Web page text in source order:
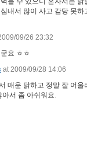
내서 많이 사고 감당 못하
09/26 23:32
요 ㅎㅎ
at 2009/09/28 14:06
매운 닭하고 정말 잘 어울
아서 좀 아쉬워요.